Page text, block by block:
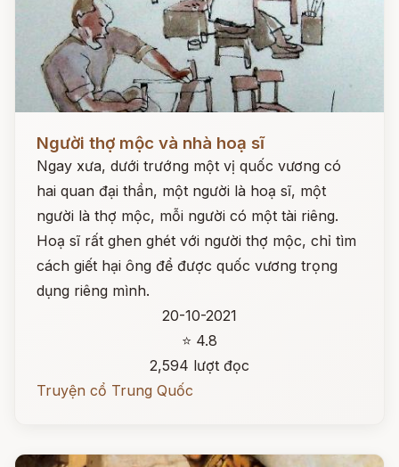
Người thợ mộc và nhà hoạ sĩ
Ngay xưa, dưới trướng một vị quốc vương có
hai quan đại thần, một người là hoạ sĩ, một
người là thợ mộc, mỗi người có một tài riêng.
Hoạ sĩ rất ghen ghét với người thợ mộc, chỉ tìm
cách giết hại ông để được quốc vương trọng
dụng riêng mình.
20-10-2021
⭐ 4.8
2,594 lượt đọc
Truyện cổ Trung Quốc